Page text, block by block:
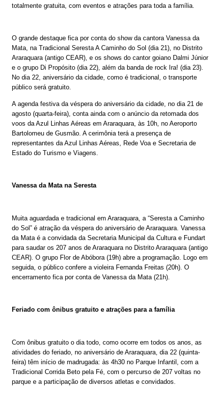
totalmente gratuita, com eventos e atrações para toda a família.
O grande destaque fica por conta do show da cantora Vanessa da
Mata, na Tradicional Seresta A Caminho do Sol (dia 21), no Distrito
Araraquara (antigo CEAR), e os shows do cantor goiano Dalmi Júnior
e o grupo Di Propósito (dia 22), além da banda de rock Ira! (dia 23).
No dia 22, aniversário da cidade, como é tradicional, o transporte
público será gratuito.
A agenda festiva da véspera do aniversário da cidade, no dia 21 de
agosto (quarta-feira), conta ainda com o anúncio da retomada dos
voos da Azul Linhas Aéreas em Araraquara, às 10h, no Aeroporto
Bartolomeu de Gusmão. A cerimônia terá a presença de
representantes da Azul Linhas Aéreas, Rede Voa e Secretaria de
Estado do Turismo e Viagens.
Vanessa da Mata na Seresta
Muita aguardada e tradicional em Araraquara, a “Seresta a Caminho
do Sol” é atração da véspera do aniversário de Araraquara. Vanessa
da Mata é a convidada da Secretaria Municipal da Cultura e Fundart
para saudar os 207 anos de Araraquara no Distrito Araraquara (antigo
CEAR). O grupo Flor de Abóbora (19h) abre a programação. Logo em
seguida, o público confere a violeira Fernanda Freitas (20h). O
encerramento fica por conta de Vanessa da Mata (21h).
Feriado com ônibus gratuito e atrações para a família
Com ônibus gratuito o dia todo, como ocorre em todos os anos, as
atividades do feriado, no aniversário de Araraquara, dia 22 (quinta-
feira) têm início de madrugada: às 4h30 no Parque Infantil, com a
Tradicional Corrida Beto pela Fé, com o percurso de 207 voltas no
parque e a participação de diversos atletas e convidados.